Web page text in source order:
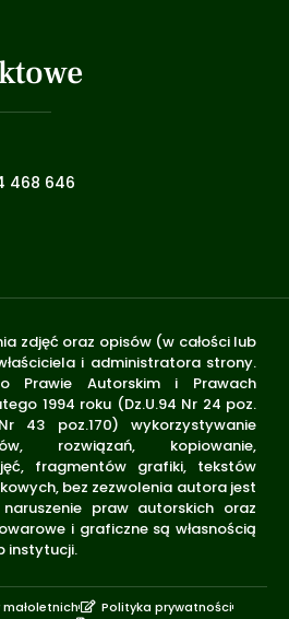
468 646
zdjęć oraz opisów (w całości lub
i administratora strony.
Prawie Autorskim i Prawach
1994 roku (Dz.U.94 Nr 24 poz.
43 poz.170) wykorzystywanie
rozwiązań, kopiowanie,
fragmentów grafiki, tekstów
bez zezwolenia autora jest
praw autorskich oraz
i graficzne są własnością
instytucji.
Polityka prywatności